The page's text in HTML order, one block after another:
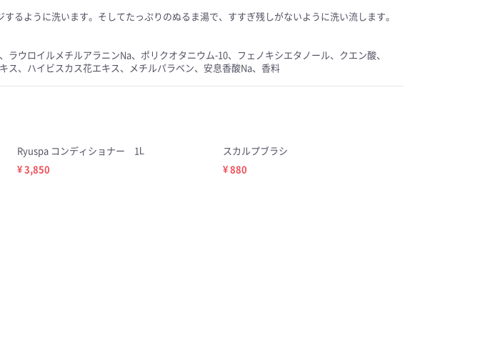
ように洗います。そしてたっぷりのぬるま湯で、すすぎ残しがないように洗い流します。
ウロイルメチルアラニンNa、ポリクオタニウム-10、フェノキシエタノール、クエン酸、
ス、ハイビスカス花エキス、メチルパラベン、安息香酸Na、香料
Ryuspa コンディショナー 1L
¥ 3,850
スカルプブラシ
¥ 880